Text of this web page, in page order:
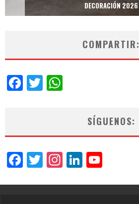
DECORACIÓN 2026
COMPARTIR:
Facebook
Twitter
SÍGUENOS:
Facebook
Twitter
Instagram
LinkedIn